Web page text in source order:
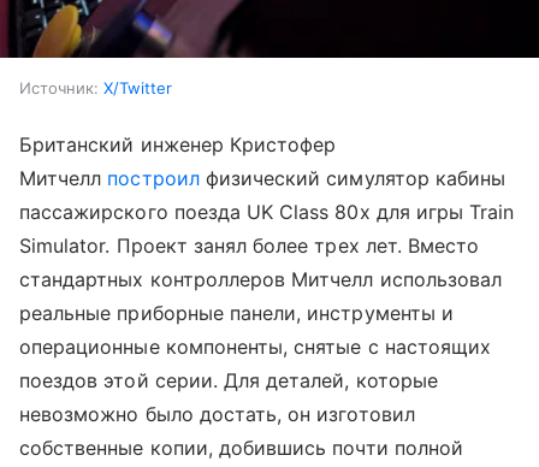
Источник: X/Twitter
Британский инженер Кристофер
Митчелл построилфизический симулятор кабины
пассажирского поезда UK Class 80x для игры Train
Simulator. Проект занял более трех лет. Вместо
стандартных контроллеров Митчелл использовал
реальные приборные панели, инструменты и
операционные компоненты, снятые с настоящих
поездов этой серии. Для деталей, которые
невозможно было достать, он изготовил
собственные копии, добившись почти полной